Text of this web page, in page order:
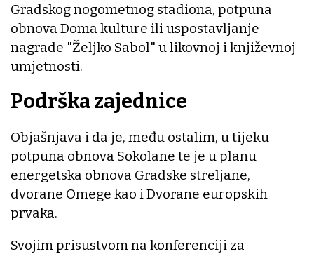
Gradskog nogometnog stadiona, potpuna
obnova Doma kulture ili uspostavljanje
nagrade "Željko Sabol" u likovnoj i književnoj
umjetnosti.
Podrška zajednice
Objašnjava i da je, među ostalim, u tijeku
potpuna obnova Sokolane te je u planu
energetska obnova Gradske streljane,
dvorane Omege kao i Dvorane europskih
prvaka.
Svojim prisustvom na konferenciji za